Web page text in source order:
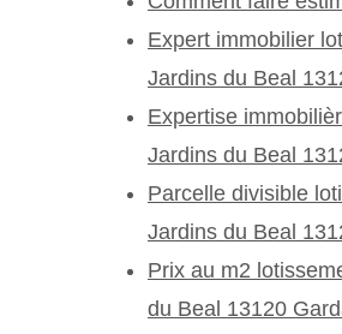
Expert immobilier
Jardins du Beal
Expertise
Jardins du Beal
Parcelle divisible
Jardins du Beal
Prix au m2
du Beal 13120